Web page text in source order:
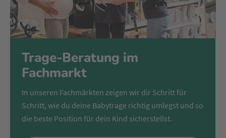
Die Babytrage wurde als hüftfreundlich von der International
Hip Dysplasia Association ausgezeichnet und ist von der IGR
als ergonomisches Produkt zertifiziert. Zudem erfüllt sie die
strengen Sicherheits- und Umweltstandards gemäß CEN/TR
16512:2015 + REACH und wurde Testsieger in der Kategorie
Premium mit der Note „Sehr Gut“.
Trage-Beratung im
Fachmarkt
In unseren Fachmärkten zeigen wir dir Schritt für
Schritt, wie du deine Babytrage richtig umlegst und so
die beste Position für dein Kind sicherstellst.